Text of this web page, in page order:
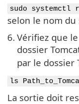
sudo systemctl
selon le nom du
6. Vérifiez que
dossier
par le dossier
ls
La sortie doit